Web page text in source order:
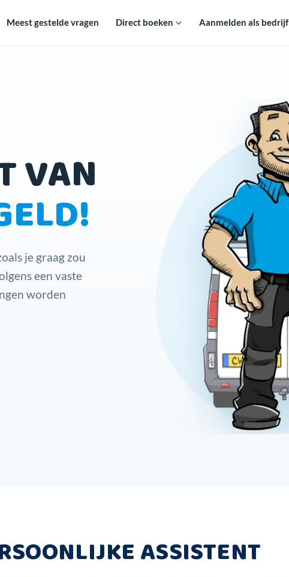
Meest gestelde vragen Direct boeken Aanmelden als bedrijf
VAN
je graag zou
een vaste
worden
ASSISTENT